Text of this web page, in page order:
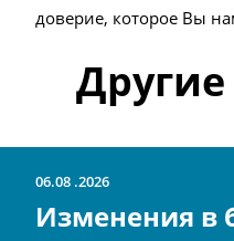
доверие, которое Вы
06.08 2026
Изменения в